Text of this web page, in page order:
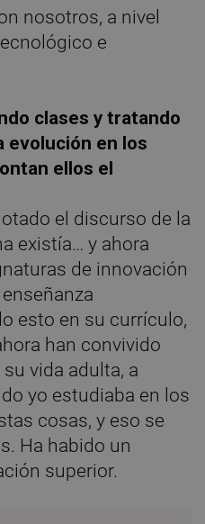
nosotros, a nivel
e
clases y tratando
evolución en los
ellos el
el discurso de la
existía… y ahora
de innovación
esto en su currículo,
han convivido
vida adulta, a
yo estudiaba en los
cosas, y eso se
Ha habido un
superior.